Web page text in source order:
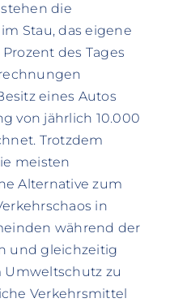
die
Stau, das eigene
des Tages
eines Autos
von jährlich 10.000
Trotzdem
meisten
Alternative zum
in
während der
und gleichzeitig
Umweltschutz zu
Verkehrsmittel